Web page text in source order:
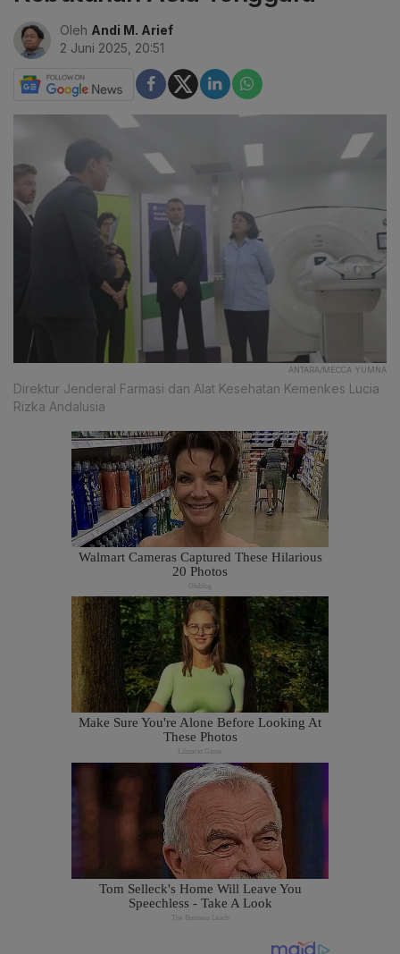
Oleh Andi M. Arief
2 Juni 2025, 20:51
ANTARA/MECCA YUMNA
Direktur Jenderal Farmasi dan Alat Kesehatan Kemenkes Lucia
Rizka Andalusia